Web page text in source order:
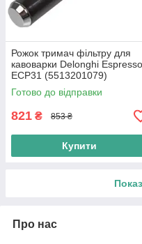
Рожок тримач фільтру для
кавоварки Delonghi Espresso
ECP31 (5513201079)
Оригінал
Готово до відправки
821 ₴ 853 ₴
Купити
Про нас